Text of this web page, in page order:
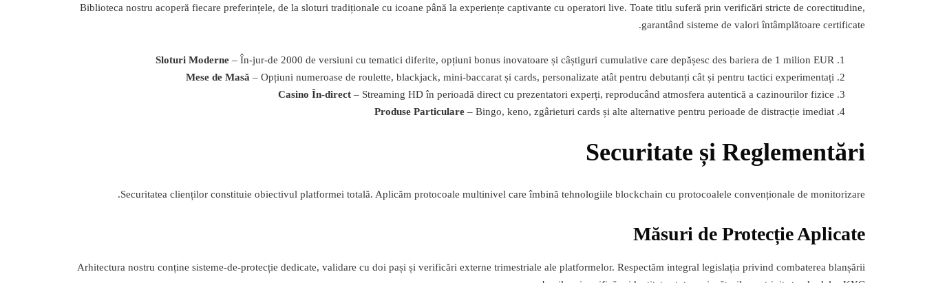
Biblioteca nostru acoperă fiecare preferințele, de la sloturi tradiționale cu icoane până la experiențe captivante cu operatori live. Toate titlu suferă prin verificări stricte de corectitudine,
garantând sisteme de valori întâmplătoare certificate.
Sloturi Moderne – În-jur-de 2000 de versiuni cu tematici diferite, opțiuni bonus inovatoare și câștiguri cumulative care depășesc des bariera de 1 milion EUR
Mese de Masă – Opțiuni numeroase de roulette, blackjack, mini-baccarat și cards, personalizate atât pentru debutanți cât și pentru tactici experimentați
Casino În-direct – Streaming HD în perioadă direct cu prezentatori experți, reproducând atmosfera autentică a cazinourilor fizice
Produse Particulare – Bingo, keno, zgârieturi cards și alte alternative pentru perioade de distracție imediat
Securitate și Reglementări
Securitatea clienților constituie obiectivul platformei totală. Aplicăm protocoale multinivel care îmbină tehnologiile blockchain cu protocoalele convenționale de monitorizare.
Măsuri de Protecție Aplicate
Arhitectura nostru conține sisteme-de-protecție dedicate, validare cu doi pași și verificări externe trimestriale ale platformelor. Respectăm integral legislația privind combaterea blanșării